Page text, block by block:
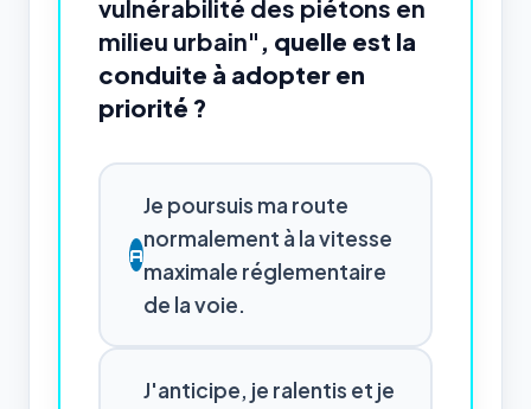
vulnérabilité des piétons en
milieu urbain" , quelle est la
conduite à adopter en
priorité ?
A
Je poursuis ma route
normalement à la vitesse
maximale réglementaire
de la voie.
J'anticipe, je ralentis et je